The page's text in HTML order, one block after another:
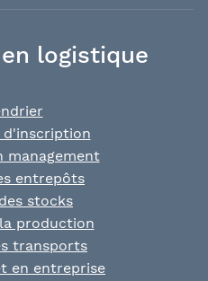
logistique
d'inscription
management
entrepôts
stocks
production
transports
en entreprise